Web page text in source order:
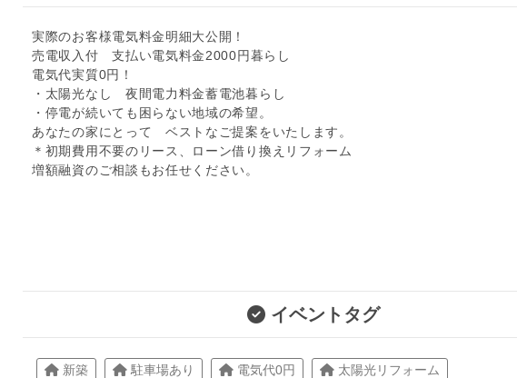
実際のお客様電気料金明細大公開！
売電収入付 支払い電気料金2000円暮らし
電気代実質0円！
・太陽光なし 夜間電力料金蓄電池暮らし
・停電が続いても困らない地域の希望。
あなたの家にとって ベストなご提案をいたします。
＊初期費用不要のリース、ローン借り換えリフォーム
増額融資のご相談もお任せください。
イベントタグ
新築 駐車場あり 電気代0円 太陽光リフォーム